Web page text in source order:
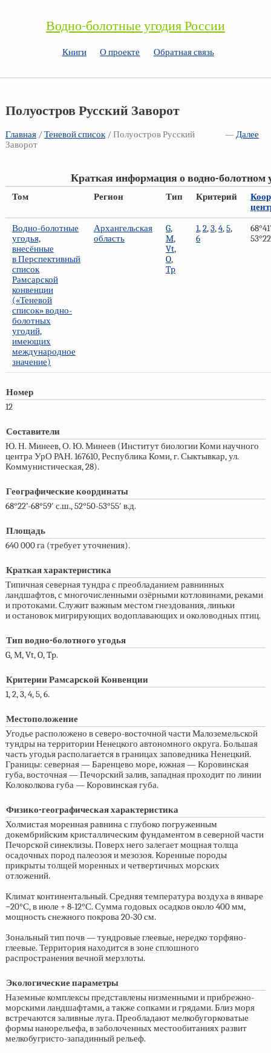
Водно-болотные угодия России
Книги О проекте Обратная связь
Полуостров Русский Заворот
Главная/ —Далее
Теневой список/ Полуостров Русский
Заворот
Краткая информация о водно-болотном
Том Регион Тип Критерий
Водно-болотные
угодья,
внесённые
в Перспективный
список
Рамсарской
конвенции
(«Теневой
список» водно-
болотных
угодий,
имеющих
международное
значение)
Архангельская
область
G,
M,
Vt,
O,
Tp
1,2,3,4,5,
6
Номер
12
Составители
Ю. Н. Минеев, О. Ю. Минеев (Институт биологии Коми научного
центра УрО РАН. 167610, Республика Коми, г. Сыктывкар, ул.
Коммунистическая, 28).
Географические координаты
68°22’-68°59′ с.ш., 52°50-53°55′ в.д.
Площадь
640 000 га (требует уточнения).
Краткая характеристика
Типичная северная тундра с преобладанием равнинных
ландшафтов, с многочисленными озёрными котловинами, реками
и протоками. Служит важным местом гнездования, линьки
и остановок мигрирующих водоплавающих и околоводных птиц.
Тип водно-болотного угодья
G, М, Vt, O, Tp.
Критерии Рамсарской Конвенции
1, 2, 3, 4, 5, 6.
Местоположение
Угодье расположено в северо-восточной части Малоземельской
тундры на территории Ненецкого автономного округа. Большая
часть угодья располагается в границах заповедника Ненецкий.
Границы: северная — Баренцево море, южная — Коровинская
губа, восточная — Печорский залив, западная проходит по линии
Колоколкова губа — Коровинская губа.
Физико-географическая характеристика
Холмистая моренная равнина с глубоко погруженным
докембрийским кристаллическим фундаментом в северной части
Печорской синеклизы. Поверх него залегает мощная толща
осадочных пород палеозоя и мезозоя. Коренные породы
прикрыты толщей моренных и четвертичных морских
отложений.
Климат континентальный. Средняя температура воздуха в январе
−20°С, в июле + 8-12°С. Сумма годовых осадков около 400 мм,
мощность снежного покрова20-30 см.
Зональный тип почв — тундровые глеевые, нередко торфяно-
глеевые. Территория находится в зоне сплошного
распространения вечной мерзлоты.
Экологические параметры
Наземные комплексы представлены низменными и прибрежно-
морскими ландшафтами, а также сопками и грядами. Близ моря
встречаются заливные луга. Преобладают мелкобугорковатые
формы нанорельефа, в заболоченных местообитаниях развит
мелкобугристо-западинный рельеф.